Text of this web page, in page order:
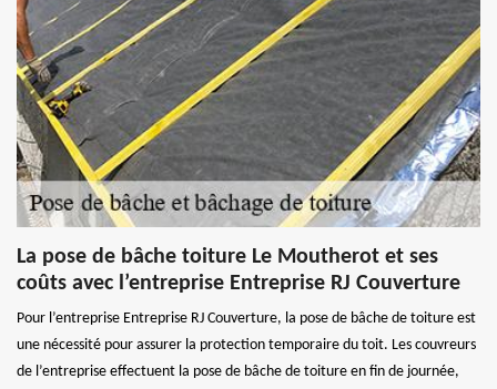
La pose de bâche toiture Le Moutherot et ses
coûts avec l’entreprise Entreprise RJ Couverture
Pour l’entreprise Entreprise RJ Couverture, la pose de bâche de toiture est
une nécessité pour assurer la protection temporaire du toit. Les couvreurs
de l’entreprise effectuent la pose de bâche de toiture en fin de journée,